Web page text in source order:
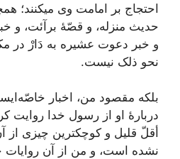
احتجاج‌ بر امامت‌ وی میکنند؛
حدیث‌ منزله‌، و قصّۀ برآئت‌، و
و خبر دعوت‌ عشیره‌ به‌ دَارْ در
نحو ذلک‌ نیست‌.
بلکه‌ مقصود من‌، اخبار
دربارۀ او از رسول‌ خدا روایت‌
أقلّ قلیل‌ و کوچکترین‌ چیزی از
نشده‌ است‌، و من‌ از آن‌ روایات‌